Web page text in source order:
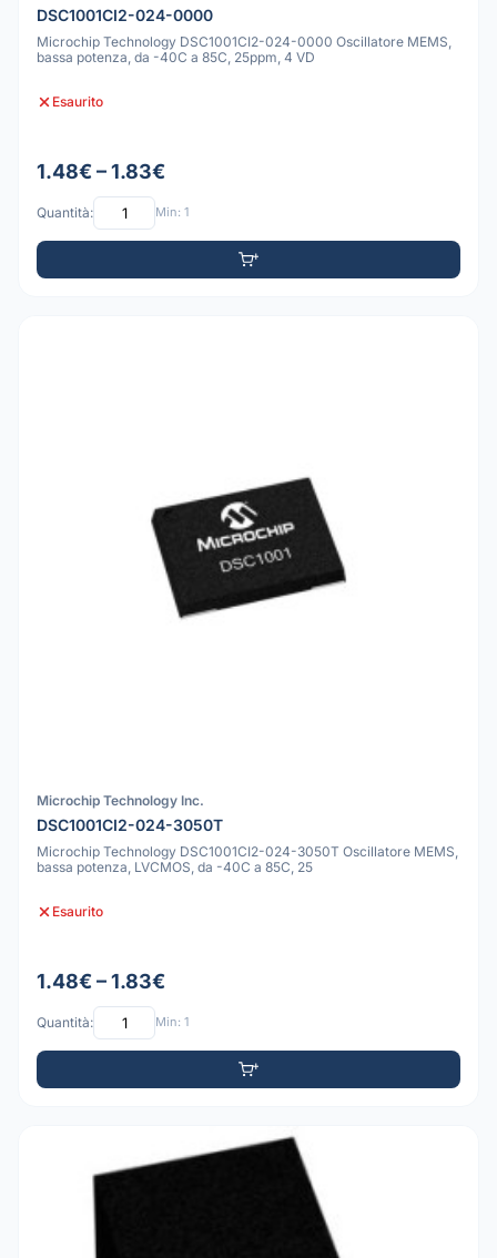
DSC1001CI2-024-0000
Microchip Technology DSC1001CI2-024-0000 Oscillatore MEMS,
bassa potenza, da -40C a 85C, 25ppm, 4 VD
Esaurito
1.48€ – 1.83€
Quantità: Min: 1
Microchip Technology Inc.
DSC1001CI2-024-3050T
Microchip Technology DSC1001CI2-024-3050T Oscillatore MEMS,
bassa potenza, LVCMOS, da -40C a 85C, 25
Esaurito
1.48€ – 1.83€
Quantità: Min: 1